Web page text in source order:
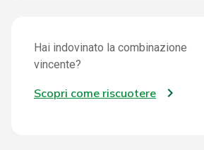
Hai indovinato la combinazione
vincente?
Scopri come riscuotere